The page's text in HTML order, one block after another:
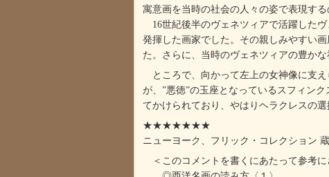
寓意画を当時の社会の人々の姿で表現す
16世紀後半のヴェネツィアで活躍した
発揮した画家でした。その親しみやすい
た。さらに、当時のヴェネツィアの豊か
ところで、向かって左上の女神像に支
が、”悪徳”の玉座となっているスフィン
てかけられており、やはりヘラクレスの
★★★★★★★
ニューヨーク、フリック・コレクション 蔵
＜このコメントを書くにあたって参考に